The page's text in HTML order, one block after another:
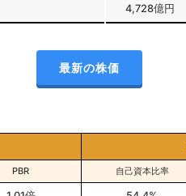
4,728億円
最新の株価
PBR 自己資本比率